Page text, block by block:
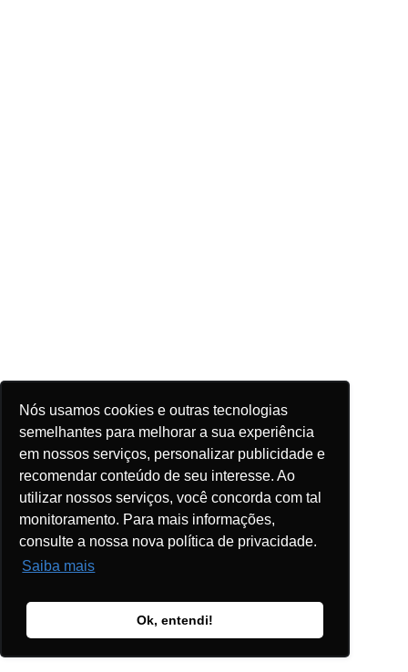
Nós usamos cookies e outras tecnologias
semelhantes para melhorar a sua experiência
em nossos serviços, personalizar publicidade e
recomendar conteúdo de seu interesse. Ao
utilizar nossos serviços, você concorda com tal
monitoramento. Para mais informações,
consulte a nossa nova política de privacidade.
Saiba mais
Ok, entendi!